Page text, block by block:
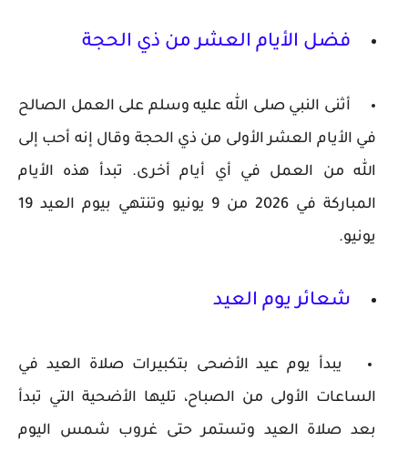
فضل الأيام العشر من ذي الحجة
أثنى النبي صلى الله عليه وسلم على العمل الصالح
في الأيام العشر الأولى من ذي الحجة وقال إنه أحب إلى
الله من العمل في أي أيام أخرى. تبدأ هذه الأيام
المباركة في 2026 من 9 يونيو وتنتهي بيوم العيد 19
يونيو.
شعائر يوم العيد
يبدأ يوم عيد الأضحى بتكبيرات صلاة العيد في
الساعات الأولى من الصباح، تليها الأضحية التي تبدأ
بعد صلاة العيد وتستمر حتى غروب شمس اليوم